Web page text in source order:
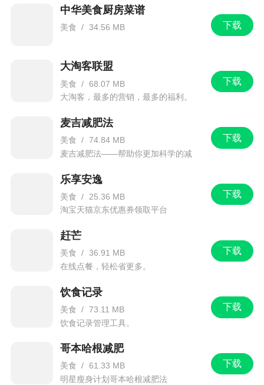
下载
中华美食厨房菜谱
美食 / 34.56 MB
下载
大淘客联盟
美食 / 68.07 MB
大淘客，最多的营销，最多的福利。
下载
麦吉减肥法
美食 / 74.84 MB
麦吉减肥法——帮助你更加科学的减
下载
乐享安逸
美食 /
25.36 MB
淘宝天猫京东优惠券领取平台
下载
赶芒
美食 / 36.91 MB
在线点餐，轻松省更多。
下载
饮食记录
美食 / 73.11 MB
饮食记录管理工具。
下载
哥本哈根减肥
美食 / 61.33 MB
明星瘦身计划哥本哈根减肥法